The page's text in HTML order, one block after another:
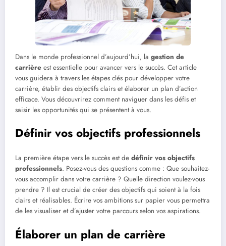
Dans le monde professionnel d’aujourd’hui, la gestion de
carrière est essentielle pour avancer vers le succès. Cet article
vous guidera à travers les étapes clés pour développer votre
carrière, établir des objectifs clairs et élaborer un plan d’action
efficace. Vous découvrirez comment naviguer dans les défis et
saisir les opportunités qui se présentent à vous.
Définir vos objectifs professionnels
La première étape vers le succès est de définir vos objectifs
professionnels. Posez-vous des questions comme : Que souhaitez-
vous accomplir dans votre carrière ? Quelle direction voulez-vous
prendre ? Il est crucial de créer des objectifs qui soient à la fois
clairs et réalisables. Écrire vos ambitions sur papier vous permettra
de les visualiser et d’ajuster votre parcours selon vos aspirations.
Élaborer un plan de carrière